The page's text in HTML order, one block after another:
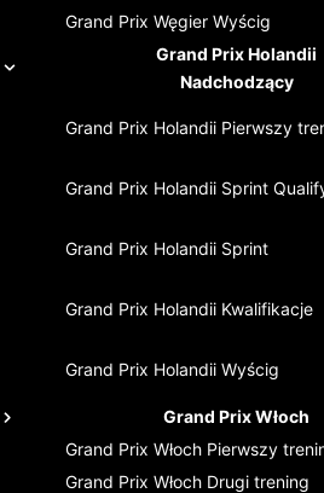
Grand Prix Węgier Wyścig
Grand Prix Holandii
Nadchodzący
Grand Prix Holandii Pierwszy
Grand Prix Holandii Sprint
Grand Prix Holandii Sprint
Grand Prix Holandii Kwalifikacje
Grand Prix Holandii Wyścig
Grand Prix Włoch
Grand Prix Włoch Pierwszy
Grand Prix Włoch Drugi trening